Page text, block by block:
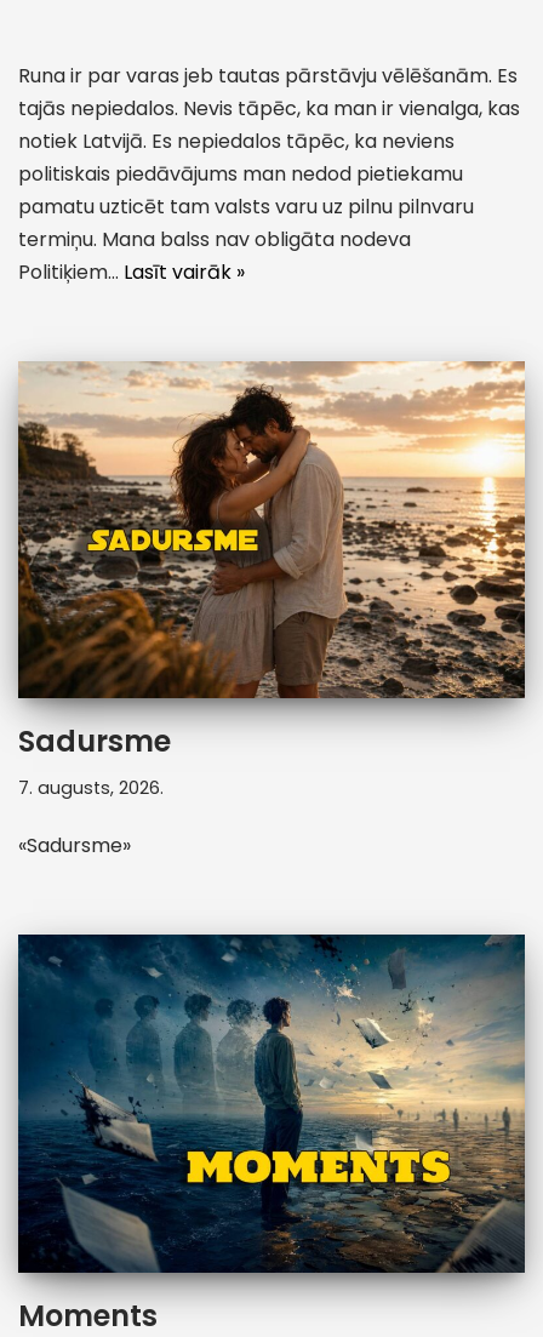
Runa ir par varas jeb tautas pārstāvju vēlēšanām. Es
tajās nepiedalos. Nevis tāpēc, ka man ir vienalga, kas
notiek Latvijā. Es nepiedalos tāpēc, ka neviens
politiskais piedāvājums man nedod pietiekamu
pamatu uzticēt tam valsts varu uz pilnu pilnvaru
termiņu. Mana balss nav obligāta nodeva
Politiķiem… Lasīt vairāk »
Sadursme
7. augusts, 2026.
«Sadursme»
Moments